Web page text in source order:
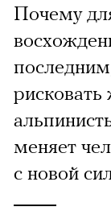
Почему
меняет
с новой